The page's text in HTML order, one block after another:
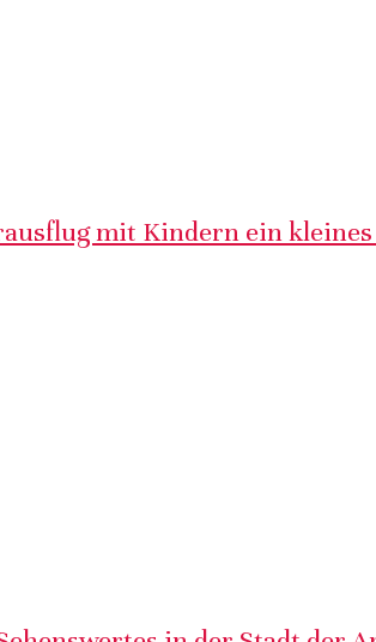
mit Kindern ein